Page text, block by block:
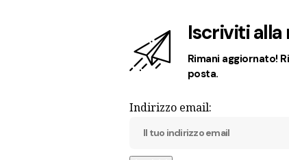
Iscriviti
Rimani aggiornato!
posta.
Indirizzo email: